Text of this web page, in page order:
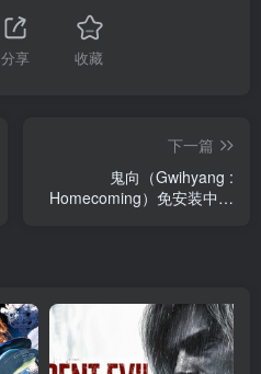
分享 收藏
下一篇
鬼向（Gwihyang :
Homecoming）免安装中文